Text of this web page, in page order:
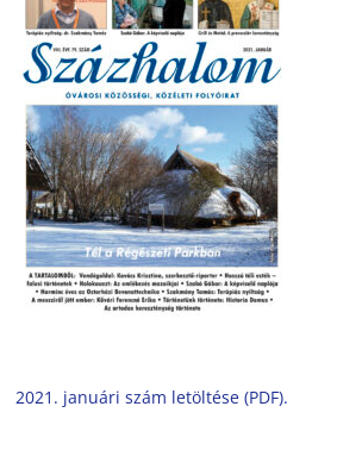
2021. januári szám letöltése (PDF).